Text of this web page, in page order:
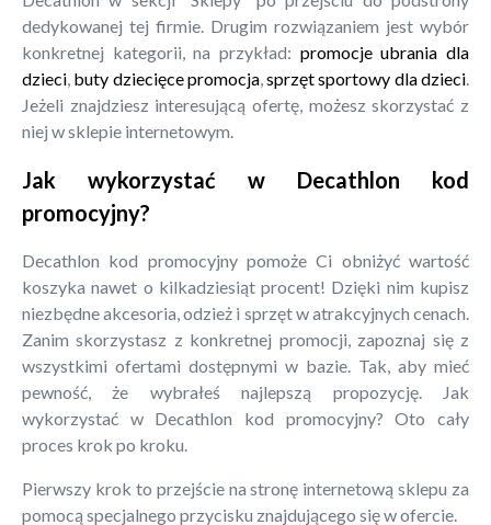
dedykowanej tej firmie. Drugim rozwiązaniem jest wybór
konkretnej kategorii, na przykład: promocje ubrania dla
dzieci, buty dziecięce promocja,sprzęt sportowy dla dzieci.
Jeżeli znajdziesz interesującą ofertę, możesz skorzystać z
niej w sklepie internetowym.
Jak wykorzystać w Decathlon kod
promocyjny?
Decathlon kod promocyjny pomoże Ci obniżyć wartość
koszyka nawet o kilkadziesiąt procent! Dzięki nim kupisz
niezbędne akcesoria, odzież i sprzęt w atrakcyjnych cenach.
Zanim skorzystasz z konkretnej promocji, zapoznaj się z
wszystkimi ofertami dostępnymi w bazie. Tak, aby mieć
pewność, że wybrałeś najlepszą propozycję. Jak
wykorzystać w Decathlon kod promocyjny? Oto cały
proces krok po kroku.
Pierwszy krok to przejście na stronę internetową sklepu za
pomocą specjalnego przycisku znajdującego się w ofercie.